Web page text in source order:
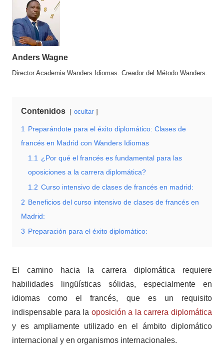
Anders Wagne
Director Academia Wanders Idiomas. Creador del Método Wanders.
Contenidos ocultar
1 Preparándote para el éxito diplomático: Clases de
francés en Madrid con Wanders Idiomas
1.1 ¿Por qué el francés es fundamental para las
oposiciones a la carrera diplomática?
1.2 Curso intensivo de clases de francés en madrid:
2 Beneficios del curso intensivo de clases de francés en
Madrid:
3 Preparación para el éxito diplomático:
El camino hacia la carrera diplomática requiere
habilidades lingüísticas sólidas, especialmente en
idiomas como el francés, que es un requisito
indispensable para la oposición a la carrera diplomática
y es ampliamente utilizado en el ámbito diplomático
internacional y en organismos internacionales.